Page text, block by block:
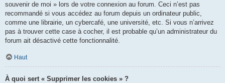
souvenir de moi » lors de votre connexion au forum. Ceci n’est pas
recommandé si vous accédez au forum depuis un ordinateur public,
comme une librairie, un cybercafé, une université, etc. Si vous n’arrivez
pas à trouver cette case à cocher, il est probable qu’un administrateur du
forum ait désactivé cette fonctionnalité.
Haut
À quoi sert « Supprimer les cookies » ?